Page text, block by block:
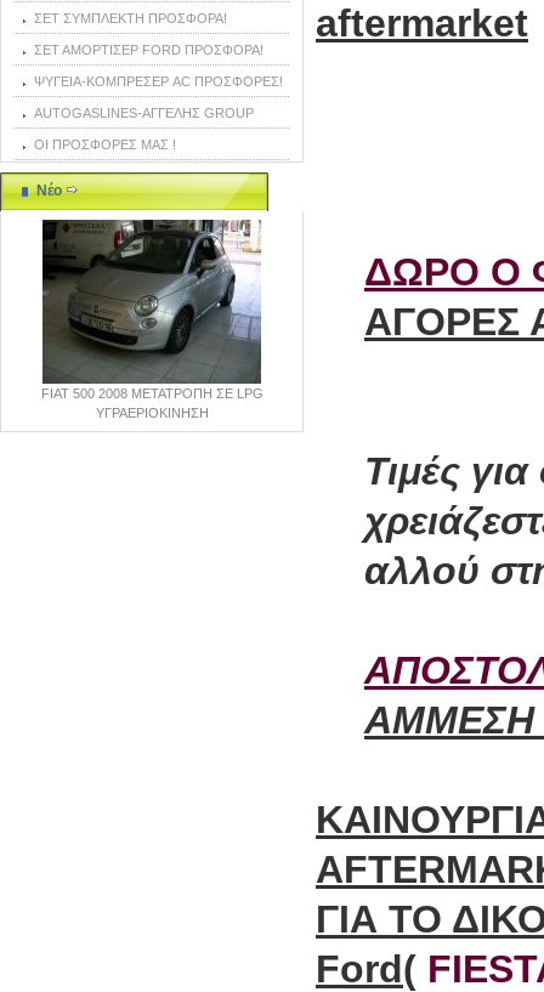
ΣΕΤ ΣΥΜΠΛΕΚΤΗ ΠΡΟΣΦΟΡΑ!
ΣΕΤ ΑΜΟΡΤΙΣΕΡ FORD ΠΡΟΣΦΟΡΑ!
ΨΥΓΕΙΑ-ΚΟΜΠΡΕΣΕΡ AC ΠΡΟΣΦΟΡΕΣ!
AUTOGASLINES-ΑΓΓΕΛΗΣ GROUP
ΟΙ ΠΡΟΣΦΟΡΕΣ ΜΑΣ !
Νέο
FIAT 500 2008 ΜΕΤΑΤΡΟΠΗ ΣΕ LPG
ΥΓΡΑΕΡΙΟΚΙΝΗΣΗ
aftermarket
ΔΩΡΟ Ο
ΑΓΟΡΕΣ
Τιμές
αλλού
ΑΜΜΕΣΗ
ΓΙΑ ΤΟ
Ford(